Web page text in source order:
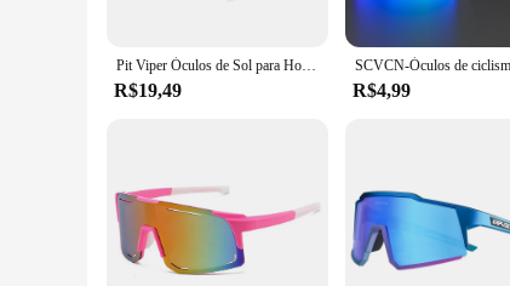
Pit Viper Óculos de Sol para Homens e Mulheres, Óculos de Esporte ao ar livre, Moda Adultos, MTB Ciclismo Óculos, Novo, UV400
R$19,49 R$4,99